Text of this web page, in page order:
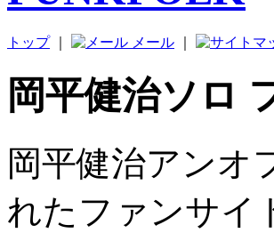
トップ｜ メール
岡平健治ソロ
岡平健治アンオ
れたファンサイ